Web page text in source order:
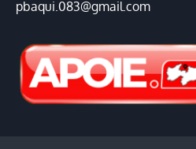
pbaqui.083@gmail.com